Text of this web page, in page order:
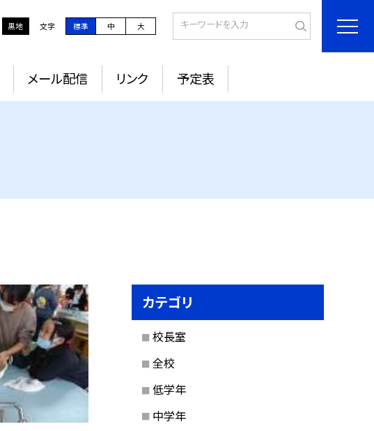
黒地 文字 標準 中 大
メール配信 リンク 予定表
カテゴリ
校長室
全校
低学年
中学年